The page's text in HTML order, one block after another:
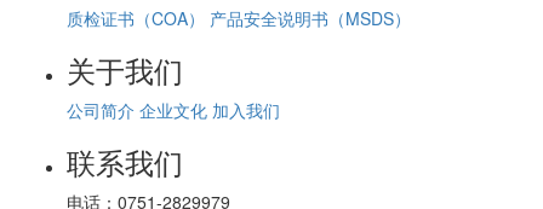
质检证书（COA） 产品安全说明书（MSDS）
关于我们
公司简介 企业文化 加入我们
联系我们
电话： 0751-2829979